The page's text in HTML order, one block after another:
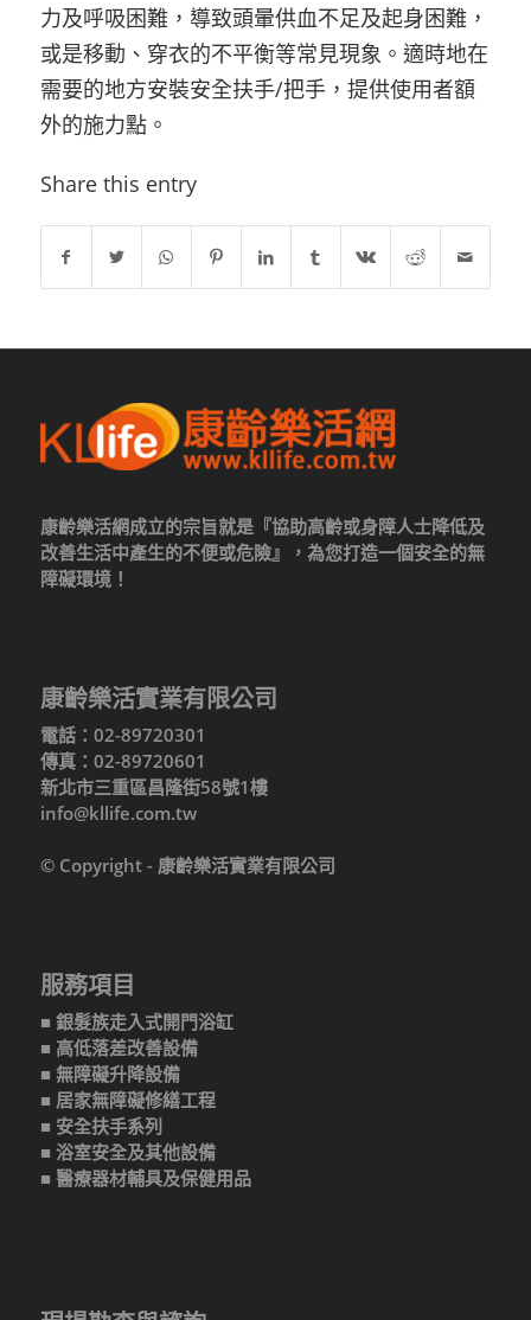
力及呼吸困難，導致頭暈供血不足及起身困難，
或是移動、穿衣的不平衡等常見現象。適時地在
需要的地方安裝安全扶手/把手，提供使用者額
外的施力點。
Share this entry
康齡樂活網成立的宗旨就是『協助高齡或身障人士降低及
改善生活中產生的不便或危險』，為您打造一個安全的無
障礙環境！
康齡樂活實業有限公司
電話：02-89720301
傳真：02-89720601
新北市三重區昌隆街58號1樓
info@kllife.com.tw
© Copyright - 康齡樂活實業有限公司
服務項目
■ 銀髮族走入式開門浴缸
■ 高低落差改善設備
■ 無障礙升降設備
■ 居家無障礙修繕工程
■ 安全扶手系列
■ 浴室安全及其他設備
■ 醫療器材輔具及保健用品